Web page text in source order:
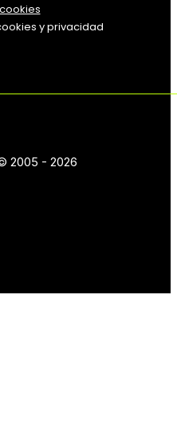
y privacidad
2005 - 2026